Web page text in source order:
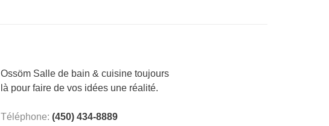
Ossöm Salle de bain & cuisine toujours
là pour faire de vos idées une réalité.
Téléphone: (450) 434-8889